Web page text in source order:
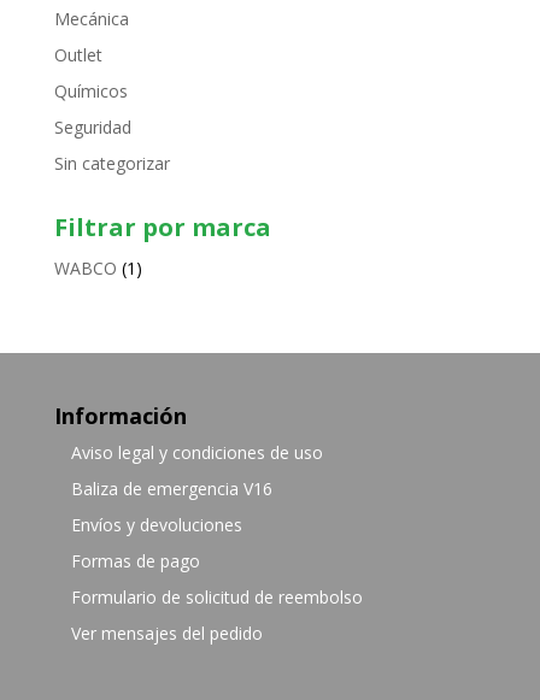
Mecánica
Outlet
Químicos
Seguridad
Sin categorizar
Filtrar por marca
WABCO (1)
Información
Aviso legal y condiciones de uso
Baliza de emergencia V16
Envíos y devoluciones
Formas de pago
Formulario de solicitud de reembolso
Ver mensajes del pedido